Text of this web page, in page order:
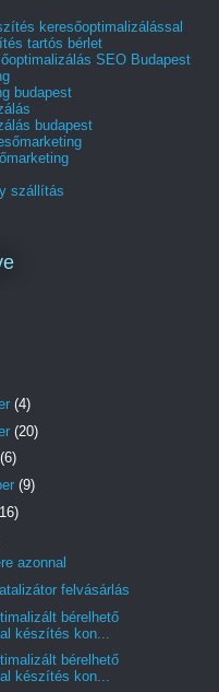
keresőoptimalizálással
tartós bérlet
SEO Budapest
budapest
budapest
szállítás
(4)
(20)
(6)
(9)
azonnal
felvásárlás
bérelhető
készítés kon...
bérelhető
készítés kon...